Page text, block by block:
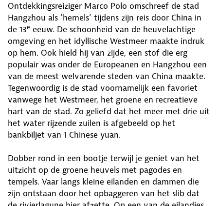
Ontdekkingsreiziger Marco Polo omschreef de stad
Hangzhou als ‘hemels’ tijdens zijn reis door China in
de 13e eeuw. De schoonheid van de heuvelachtige
omgeving en het idyllische Westmeer maakte indruk
op hem. Ook hield hij van zijde, een stof die erg
populair was onder de Europeanen en Hangzhou een
van de meest welvarende steden van China maakte.
Tegenwoordig is de stad voornamelijk een favoriet
vanwege het Westmeer, het groene en recreatieve
hart van de stad. Zo geliefd dat het meer met drie uit
het water rijzende zuilen is afgebeeld op het
bankbiljet van 1 Chinese yuan.
Dobber rond in een bootje terwijl je geniet van het
uitzicht op de groene heuvels met pagodes en
tempels. Vaar langs kleine eilanden en dammen die
zijn ontstaan door het opbaggeren van het slib dat